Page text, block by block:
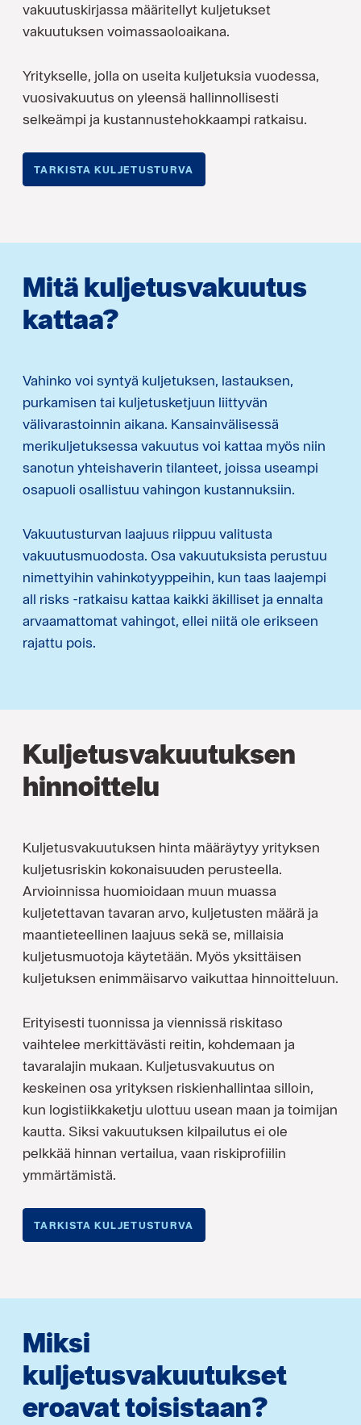
vakuutuskirjassa määritellyt kuljetukset
vakuutuksen voimassaoloaikana.
Yritykselle, jolla on useita kuljetuksia vuodessa,
vuosivakuutus on yleensä hallinnollisesti
selkeämpi ja kustannustehokkaampi ratkaisu.
TARKISTA KULJETUSTURVA
Mitä kuljetusvakuutus
kattaa?
Vahinko voi syntyä kuljetuksen, lastauksen,
purkamisen tai kuljetusketjuun liittyvän
välivarastoinnin aikana. Kansainvälisessä
merikuljetuksessa vakuutus voi kattaa myös niin
sanotun yhteishaverin tilanteet, joissa useampi
osapuoli osallistuu vahingon kustannuksiin.
Vakuutusturvan laajuus riippuu valitusta
vakuutusmuodosta. Osa vakuutuksista perustuu
nimettyihin vahinkotyyppeihin, kun taas laajempi
all risks -ratkaisu kattaa kaikki äkilliset ja ennalta
arvaamattomat vahingot, ellei niitä ole erikseen
rajattu pois.
Kuljetusvakuutuksen
hinnoittelu
Kuljetusvakuutuksen hinta määräytyy yrityksen
kuljetusriskin kokonaisuuden perusteella.
Arvioinnissa huomioidaan muun muassa
kuljetettavan tavaran arvo, kuljetusten määrä ja
maantieteellinen laajuus sekä se, millaisia
kuljetusmuotoja käytetään. Myös yksittäisen
kuljetuksen enimmäisarvo vaikuttaa hinnoitteluun.
Erityisesti tuonnissa ja viennissä riskitaso
vaihtelee merkittävästi reitin, kohdemaan ja
tavaralajin mukaan. Kuljetusvakuutus on
keskeinen osa yrityksen riskienhallintaa silloin,
kun logistiikkaketju ulottuu usean maan ja toimijan
kautta. Siksi vakuutuksen kilpailutus ei ole
pelkkää hinnan vertailua, vaan riskiprofiilin
ymmärtämistä.
TARKISTA KULJETUSTURVA
Miksi
kuljetusvakuutukset
eroavat toisistaan?